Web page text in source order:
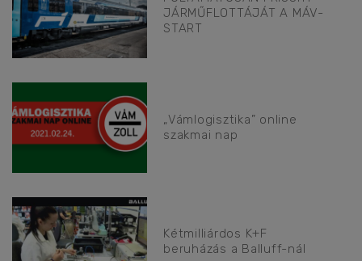
JÁRMŰFLOTTÁJÁT A MÁV-
START
„Vámlogisztika” online
szakmai nap
Kétmilliárdos K+F
beruházás a Balluff-nál